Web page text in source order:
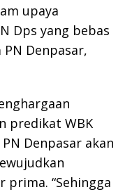
upaya
Dps yang bebas
Denpasar,
predikat WBK
Denpasar akan
prima. “Sehingga